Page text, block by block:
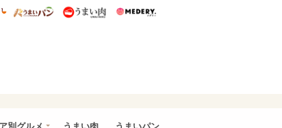
ニー特集
うまいめし うまいパン うまい肉